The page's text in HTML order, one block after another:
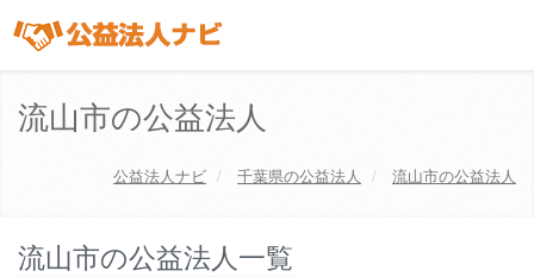
流山市の公益法人
公益法人ナビ 千葉県の公益法人 流山市の公益法人
流山市の公益法人一覧